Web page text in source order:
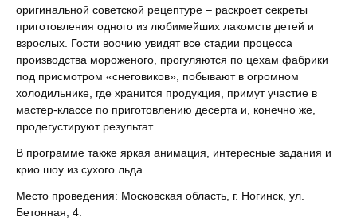
оригинальной советской рецептуре – раскроет секреты
приготовления одного из любимейших лакомств детей и
взрослых. Гости воочию увидят все стадии процесса
производства мороженого, прогуляются по цехам фабрики
под присмотром «снеговиков», побывают в огромном
холодильнике, где хранится продукция, примут участие в
мастер-классе по приготовлению десерта и, конечно же,
продегустируют результат.
В программе также яркая анимация, интересные задания и
крио шоу из сухого льда.
Место проведения: Московская область, г. Ногинск, ул.
Бетонная, 4.